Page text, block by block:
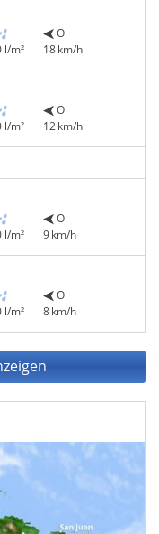
l/m²
O
18 km/h
l/m²
O
12 km/h
l/m²
O
9 km/h
l/m²
O
8 km/h